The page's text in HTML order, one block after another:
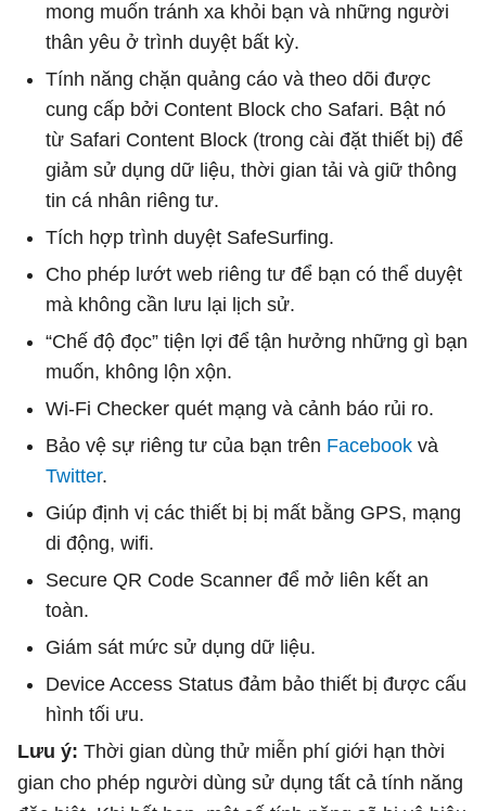
mong muốn tránh xa khỏi bạn và những người
thân yêu ở trình duyệt bất kỳ.
Tính năng chặn quảng cáo và theo dõi được
cung cấp bởi Content Block cho Safari. Bật nó
từ Safari Content Block (trong cài đặt thiết bị) để
giảm sử dụng dữ liệu, thời gian tải và giữ thông
tin cá nhân riêng tư.
Tích hợp trình duyệt SafeSurfing.
Cho phép lướt web riêng tư để bạn có thể duyệt
mà không cần lưu lại lịch sử.
“Chế độ đọc” tiện lợi để tận hưởng những gì bạn
muốn, không lộn xộn.
Wi-Fi Checker quét mạng và cảnh báo rủi ro.
Bảo vệ sự riêng tư của bạn trên Facebook và
Twitter.
Giúp định vị các thiết bị bị mất bằng GPS, mạng
di động, wifi.
Secure QR Code Scanner để mở liên kết an
toàn.
Giám sát mức sử dụng dữ liệu.
Device Access Status đảm bảo thiết bị được cấu
hình tối ưu.
Lưu ý: Thời gian dùng thử miễn phí giới hạn thời
gian cho phép người dùng sử dụng tất cả tính năng